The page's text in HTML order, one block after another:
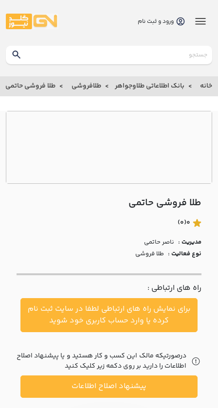
بانک
بانک
اطلاعاتی
درباره
با ما
مقالات
اخبار
پرسش
متداول
خواست
ورود و ثبت نام
خانه بانک اطلاعاتی طلاوجواهر طلافروشی طلا فروشی حاتمي
طلا فروشی حاتمي
0
(0)
مدیریت : ناصر حاتمي
نوع فعالیت : طلا فروشی
راه های ارتباطی :
برای نمایش راه های ارتباطی لطفا در سایت ثبت نام
کرده یا وارد حساب کاربری خود شوید
درصورتیکه مالک این کسب و کار هستید و یا پیشنهاد اصلاح
اطلاعات را دارید بر روی دکمه زیر کلیک کنید
پیشنهاد اصلاح اطلاعات